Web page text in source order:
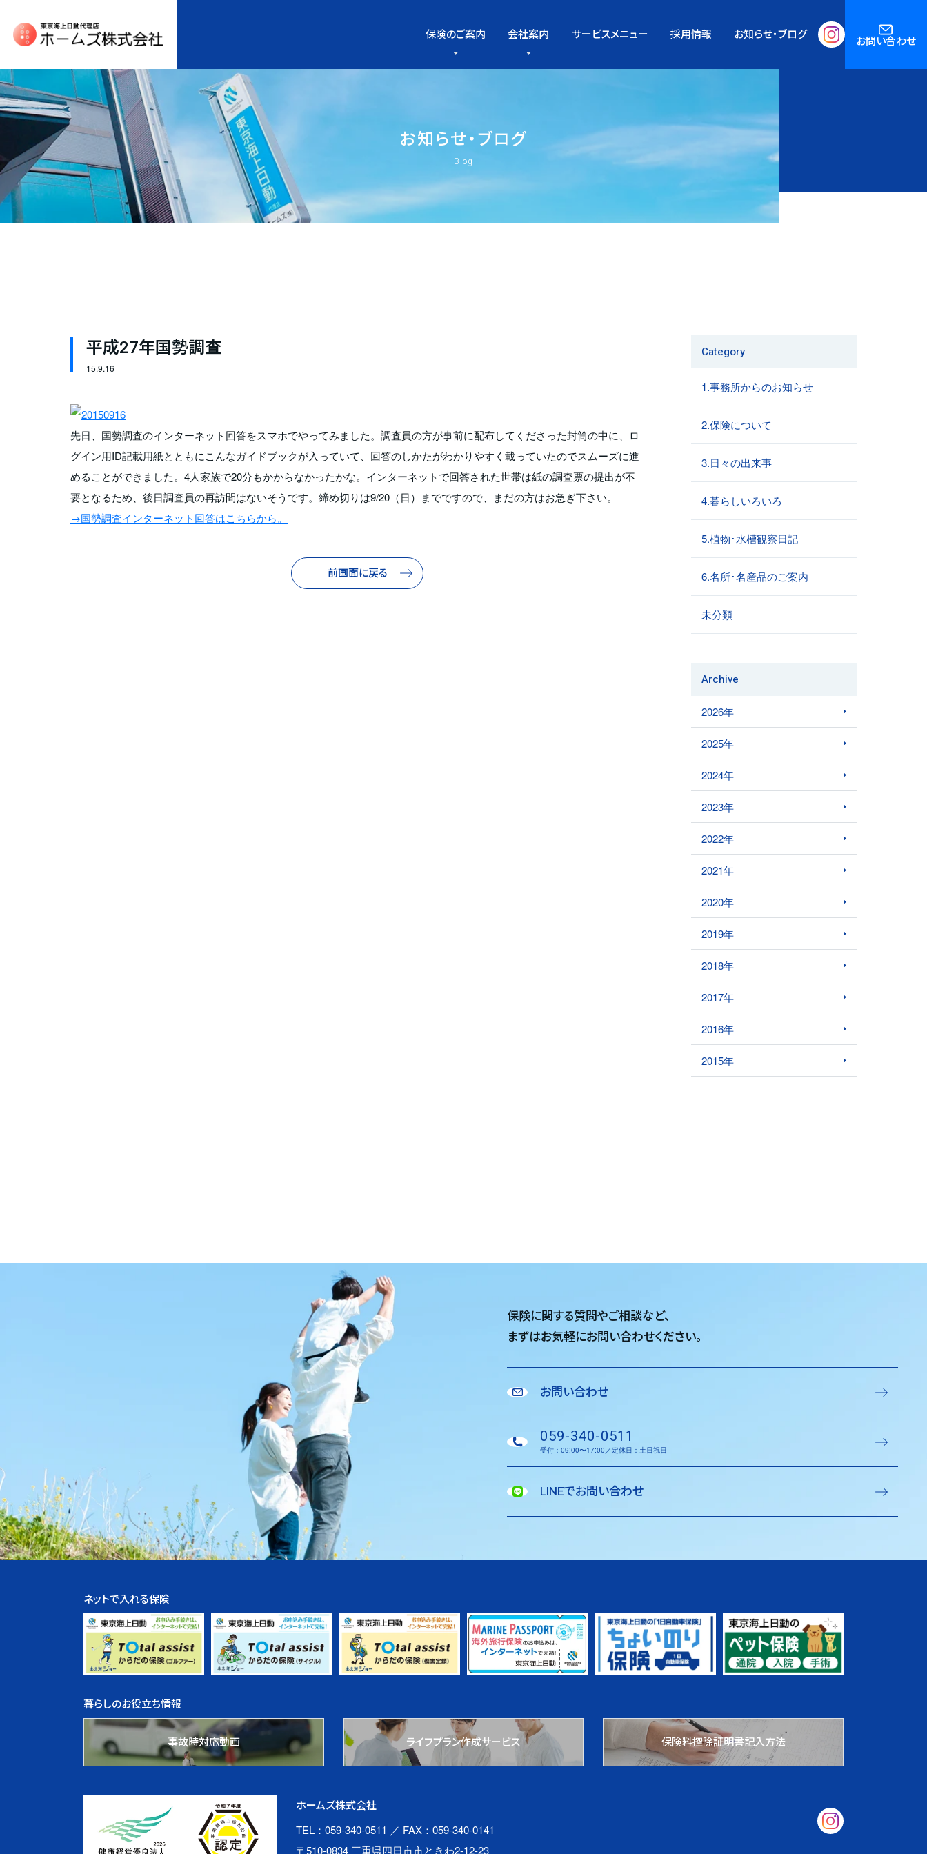
保険のご案内 会社案内 サービスメニュー 採用情報 お知らせ・ブログ お問い合わせ
お知らせ・ブログ
Blog
平成27年国勢調査
15.9.16
先日、国勢調査のインターネット回答をスマホでやってみました。調査員の方が事前に配布してくださった封筒の中に、ロ
グイン用ID記載用紙とともにこんなガイドブックが入っていて、回答のしかたがわかりやすく載っていたのでスムーズに進
めることができました。4人家族で20分もかからなかったかな。インターネットで回答された世帯は紙の調査票の提出が不
要となるため、後日調査員の再訪問はないそうです。締め切りは9/20（日）までですので、まだの方はお急ぎ下さい。
→国勢調査インターネット回答はこちらから。
前画面に戻る
Category
1.事務所からのお知らせ
2.保険について
3.日々の出来事
4.暮らしいろいろ
5.植物･水槽観察日記
6.名所･名産品のご案内
未分類
Archive
2026年
2025年
2024年
2023年
2022年
2021年
2020年
2019年
2018年
2017年
2016年
2015年
保険に関する質問やご相談など、
まずはお気軽にお問い合わせください。
お問い合わせ
059-340-0511
受付：09:00〜17:00／定休日：土日祝日
LINEでお問い合わせ
ネットで入れる保険
暮らしのお役立ち情報
事故時対応動画 ライフプラン作成サービス 保険料控除証明書記入方法
ホームズ株式会社
TEL：059-340-0511 ／ FAX：059-340-0141
〒510-0834 三重県四日市市ときわ2-12-23